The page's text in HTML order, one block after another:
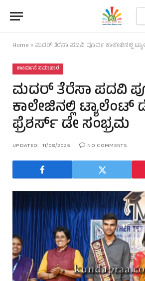
Home » ಮದರ್ ತೆರೆಸಾ ಪದವಿ ಪೂರ್ವ ಕಾಲೇಜಿನಲ್ಲಿ ಟ್ಯಾಲೆಂಟ್
ಊರ್ಮನೆ ಸಮಾಚಾರ
ಮದರ್ ತೆರೆಸಾ ಪದವಿ
ಕಾಲೇಜಿನಲ್ಲಿ ಟ್ಯಾಲೆಂಟ್
ಫ್ರೆಶರ್ಸ್ ಡೇ ಸಂಭ್ರಮ
UPDATED: 11/08/2025 NO COMMENTS